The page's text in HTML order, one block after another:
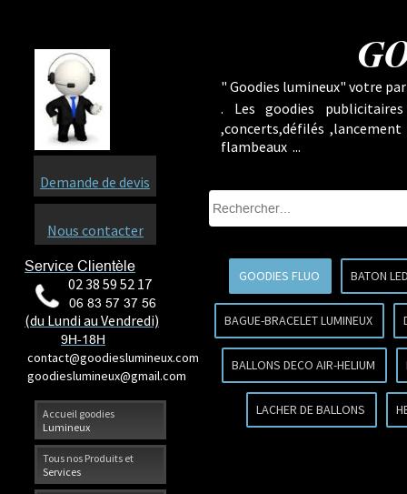
Accueil goodies
Lumineux
Tous nos Produits et
Services
Service Clientèle
02 38 59 52 17
06 83 57 37 56
(du Lundi au Vendredi)
9H-18H
contact@goodieslumineux.com
goodieslumineux@gmail.com
Demande de devis
Nous contacter
" Goodies lumineux" votre
. Les goodies
,concerts,défilés
flambeaux ...
GOODIES FLUO BATON
BAGUE-BRACELET LUMINEUX
BALLONS DECO AIR-HELIUM
LACHER DE BALLONS